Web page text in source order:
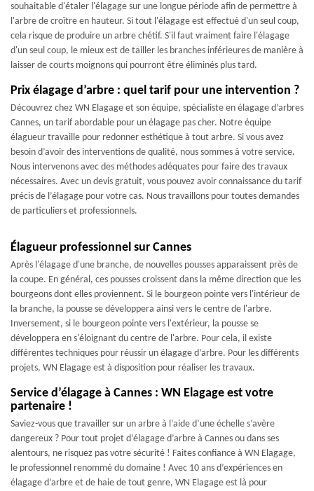
souhaitable d'étaler l'élagage sur une longue période afin de permettre à
l'arbre de croître en hauteur. Si tout l'élagage est effectué d'un seul coup,
cela risque de produire un arbre chétif. S'il faut vraiment faire l'élagage
d'un seul coup, le mieux est de tailler les branches inférieures de manière à
laisser de courts moignons qui pourront être éliminés plus tard.
Prix élagage d’arbre : quel tarif pour une intervention ?
Découvrez chez WN Elagage et son équipe, spécialiste en élagage d’arbres
Cannes, un tarif abordable pour un élagage pas cher. Notre équipe
élagueur travaille pour redonner esthétique à tout arbre. Si vous avez
besoin d’avoir des interventions de qualité, nous sommes à votre service.
Nous intervenons avec des méthodes adéquates pour faire des travaux
nécessaires. Avec un devis gratuit, vous pouvez avoir connaissance du tarif
précis de l’élagage pour votre cas. Nous travaillons pour toutes demandes
de particuliers et professionnels.
Élagueur professionnel sur Cannes
Après l'élagage d'une branche, de nouvelles pousses apparaissent près de
la coupe. En général, ces pousses croissent dans la même direction que les
bourgeons dont elles proviennent. Si le bourgeon pointe vers l'intérieur de
la branche, la pousse se développera ainsi vers le centre de l'arbre.
Inversement, si le bourgeon pointe vers l'extérieur, la pousse se
développera en s'éloignant du centre de l'arbre. Pour cela, il existe
différentes techniques pour réussir un élagage d’arbre. Pour les différents
projets, WN Elagage est à disposition pour réaliser les travaux.
Service d’élagage à Cannes : WN Elagage est votre
partenaire !
Saviez-vous que travailler sur un arbre à l’aide d’une échelle s’avère
dangereux ? Pour tout projet d’élagage d’arbre à Cannes ou dans ses
alentours, ne risquez pas votre sécurité ! Faites confiance à WN Elagage,
le professionnel renommé du domaine ! Avec 10 ans d’expériences en
élagage d’arbre et de haie de tout genre, WN Elagage est là pour